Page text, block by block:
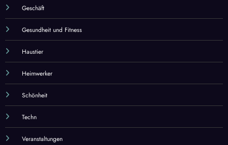
Geschäft
Gesundheit und Fitness
Haustier
Heimwerker
Schönheit
Techn
Veranstaltungen